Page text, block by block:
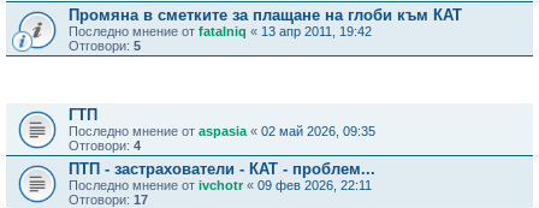
Промяна в сметките за плащане на глоби към КАТ
Последно мнение от fatalniq « 13 апр 2011, 19:42
Отговори: 5
ГТП
Последно мнение от aspasia « 02 май 2026, 09:35
Отговори: 4
ПТП - застрахователи - КАТ - проблем...
Последно мнение от ivchotr « 09 фев 2026, 22:11
Отговори: 17